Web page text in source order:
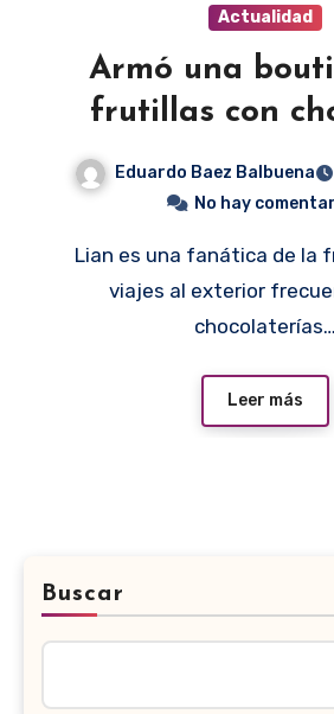
Actualidad
Armó una
frutillas con
Eduardo Baez Balbuena
No hay
Lian es una fanática de la frutilla. En sus
viajes al exterior
chocolaterías…
Leer más
Buscar